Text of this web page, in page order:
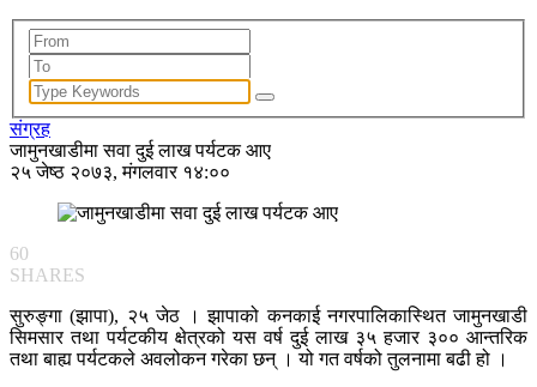
संग्रह
जामुनखाडीमा सवा दुई लाख पर्यटक आए
२५ जेष्ठ २०७३, मंगलवार १४:००
60
SHARES
सुरुङ्गा (झापा), २५ जेठ । झापाको कनकाई नगरपालिकास्थित जामुनखाडी
सिमसार तथा पर्यटकीय क्षेत्रको यस वर्ष दुई लाख ३५ हजार ३०० आन्तरिक
तथा बाह्य पर्यटकले अवलोकन गरेका छन् । यो गत वर्षको तुलनामा बढी हो ।